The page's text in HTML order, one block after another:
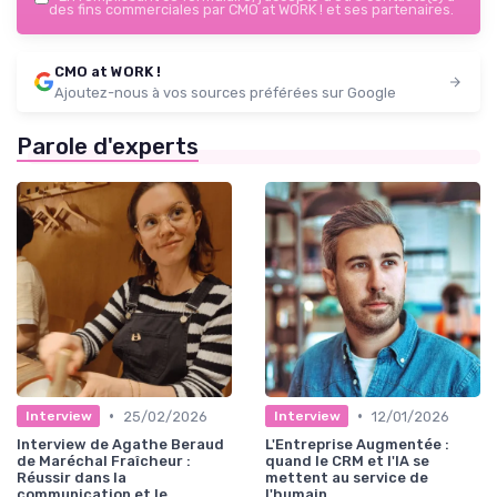
des fins commerciales par CMO at WORK ! et ses partenaires.
CMO at WORK !
Ajoutez-nous à vos sources préférées sur Google
Parole d'experts
Interview •
25/02/2026
Interview de Agathe Beraud
de Maréchal Fraîcheur :
Réussir dans la
Interview • 12/01/2026
L'Entreprise Augmentée :
quand le CRM et l'IA se
mettent au service de